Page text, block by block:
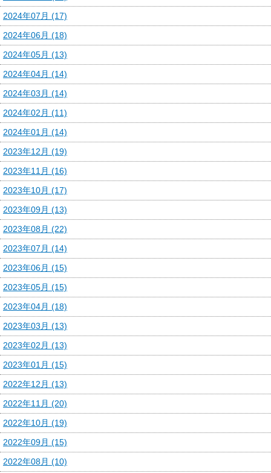
2024年07月 (17)
2024年06月 (18)
2024年05月 (13)
2024年04月 (14)
2024年03月 (14)
2024年02月 (11)
2024年01月 (14)
2023年12月 (19)
2023年11月 (16)
2023年10月 (17)
2023年09月 (13)
2023年08月 (22)
2023年07月 (14)
2023年06月 (15)
2023年05月 (15)
2023年04月 (18)
2023年03月 (13)
2023年02月 (13)
2023年01月 (15)
2022年12月 (13)
2022年11月 (20)
2022年10月 (19)
2022年09月 (15)
2022年08月 (10)